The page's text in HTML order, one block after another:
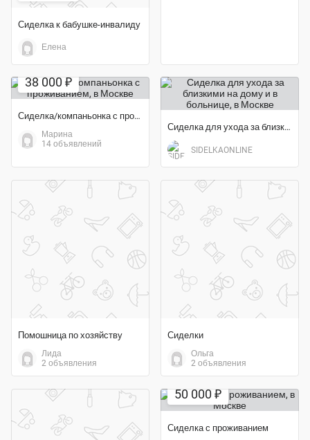
Сиделка к бабушке-инвалиду
Елена
38 000 ₽
Сиделка/компаньонка с проживанием
Марина
14 объявлений
Сиделка для ухода за близкими на дому и в больнице
SIDELKAONLINE
Помошница по хозяйству
Лида
2 объявления
Сиделки
Ольга
2 объявления
50 000 ₽
Сиделка с проживанием